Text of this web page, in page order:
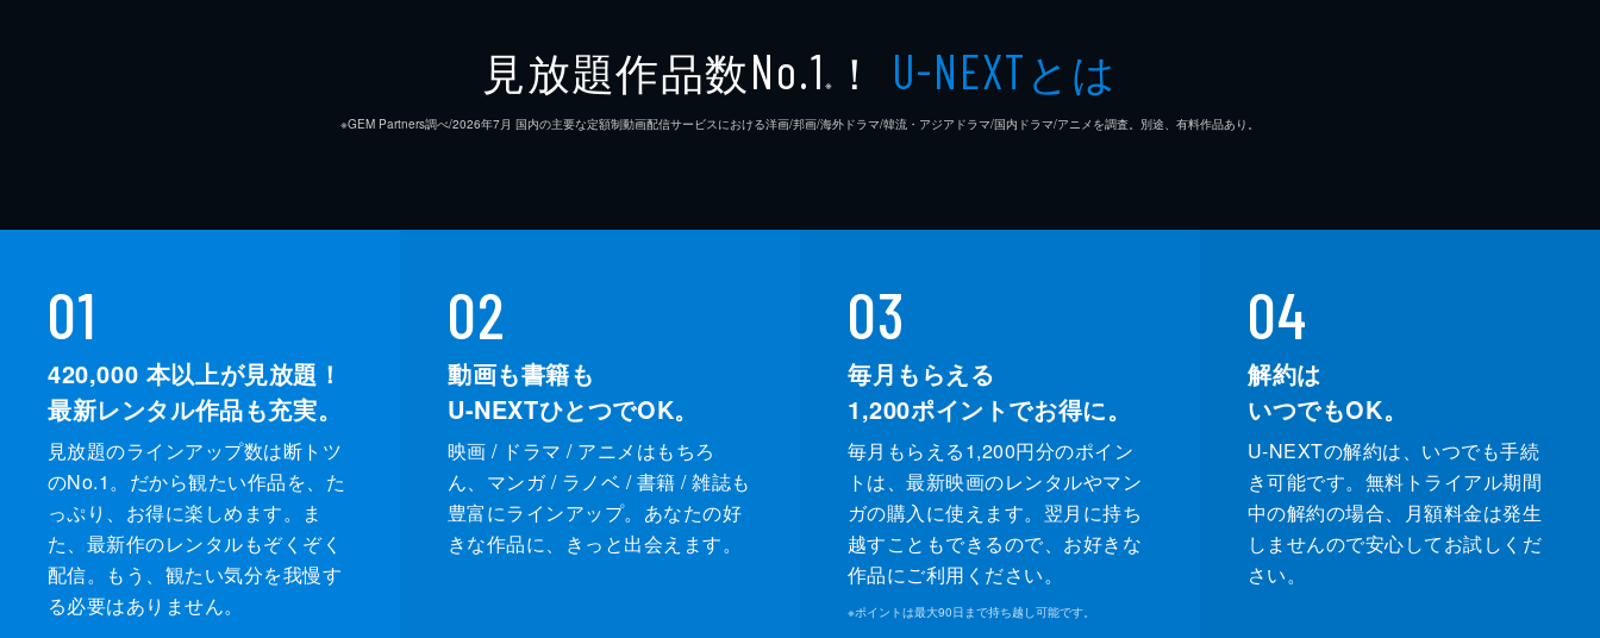
見放題作品数No.1 ※ ！ U-NEXTとは
※GEM Partners調べ/2026年7⽉ 国内の主要な定額制動画配信サービスにおける洋画/邦画/海外ドラマ/韓流・アジアドラマ/国内ドラマ/アニメを調査。別途、有料作品あり。
01
420,000 本以上が見放題！
最新レンタル作品も充実。
見放題のラインアップ数は断トツ
のNo.1。だから観たい作品を、た
っぷり、お得に楽しめます。ま
た、最新作のレンタルもぞくぞく
配信。もう、観たい気分を我慢す
る必要はありません。
02
動画も書籍も
U-NEXTひとつでOK。
映画 / ドラマ / アニメはもちろ
ん、マンガ / ラノベ / 書籍 / 雑誌も
豊富にラインアップ。あなたの好
きな作品に、きっと出会えます。
03
毎月もらえる
1,200ポイントでお得に。
毎月もらえる1,200円分のポイン
トは、最新映画のレンタルやマン
ガの購入に使えます。翌月に持ち
越すこともできるので、お好きな
作品にご利用ください。
※ポイントは最大90日まで持ち越し可能です。
04
解約は
いつでもOK。
U-NEXTの解約は、いつでも手続
き可能です。無料トライアル期間
中の解約の場合、月額料金は発生
しませんので安心してお試しくだ
さい。